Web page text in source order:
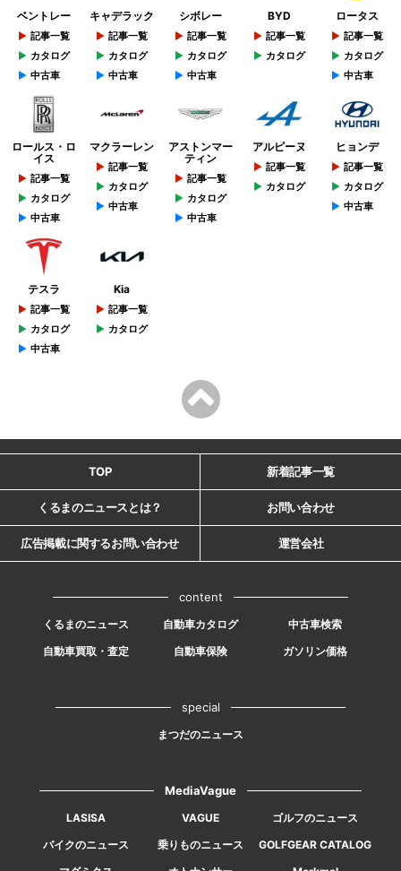
ベントレー
記事一覧
カタログ
中古車
キャデラック
記事一覧
カタログ
中古車
シボレー
記事一覧
カタログ
中古車
BYD
記事一覧
カタログ
ロータス
記事一覧
カタログ
中古車
ロールス・ロ
イス
記事一覧
カタログ
中古車
マクラーレン
記事一覧
カタログ
中古車
アストンマー
ティン
記事一覧
カタログ
中古車
アルピーヌ
記事一覧
カタログ
ヒョンデ
記事一覧
カタログ
中古車
テスラ
記事一覧
カタログ
中古車
Kia
記事一覧
カタログ
TOP 新着記事一覧
くるまのニュースとは？ お問い合わせ
広告掲載に関するお問い合わせ 運営会社
content
くるまのニュース 自動車カタログ
中古車検索
自動車買取・査定
自動車保険 ガソリン価格
special
まつだのニュース
MediaVague
LASISA VAGUE
ゴルフのニュース
バイクのニュース
乗りものニュース
GOLFGEAR CATALOG